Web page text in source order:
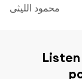
محمود الليثى